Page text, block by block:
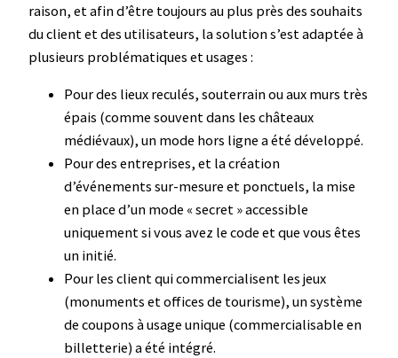
raison, et afin d’être toujours au plus près des souhaits
du client et des utilisateurs, la solution s’est adaptée à
plusieurs problématiques et usages :
Pour des lieux reculés, souterrain ou aux murs très
épais (comme souvent dans les châteaux
médiévaux), un mode hors ligne a été développé.
Pour des entreprises, et la création
d’événements sur-mesure et ponctuels, la mise
en place d’un mode « secret » accessible
uniquement si vous avez le code et que vous êtes
un initié.
Pour les client qui commercialisent les jeux
(monuments et offices de tourisme), un système
de coupons à usage unique (commercialisable en
billetterie) a été intégré.